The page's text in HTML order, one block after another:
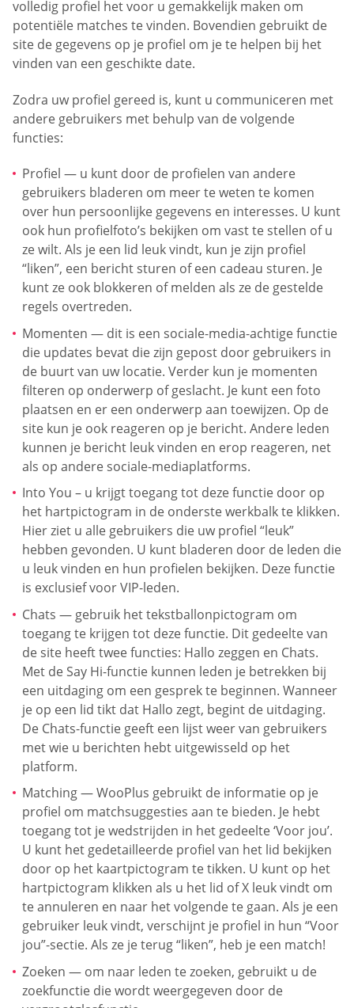
volledig profiel het voor u gemakkelijk maken om
potentiële matches te vinden. Bovendien gebruikt de
site de gegevens op je profiel om je te helpen bij het
vinden van een geschikte date.
Zodra uw profiel gereed is, kunt u communiceren met
andere gebruikers met behulp van de volgende
functies:
Profiel — u kunt door de profielen van andere
gebruikers bladeren om meer te weten te komen
over hun persoonlijke gegevens en interesses. U kunt
ook hun profielfoto’s bekijken om vast te stellen of u
ze wilt. Als je een lid leuk vindt, kun je zijn profiel
“liken”, een bericht sturen of een cadeau sturen. Je
kunt ze ook blokkeren of melden als ze de gestelde
regels overtreden.
Momenten — dit is een sociale-media-achtige functie
die updates bevat die zijn gepost door gebruikers in
de buurt van uw locatie. Verder kun je momenten
filteren op onderwerp of geslacht. Je kunt een foto
plaatsen en er een onderwerp aan toewijzen. Op de
site kun je ook reageren op je bericht. Andere leden
kunnen je bericht leuk vinden en erop reageren, net
als op andere sociale-mediaplatforms.
Into You – u krijgt toegang tot deze functie door op
het hartpictogram in de onderste werkbalk te klikken.
Hier ziet u alle gebruikers die uw profiel “leuk”
hebben gevonden. U kunt bladeren door de leden die
u leuk vinden en hun profielen bekijken. Deze functie
is exclusief voor VIP-leden.
Chats — gebruik het tekstballonpictogram om
toegang te krijgen tot deze functie. Dit gedeelte van
de site heeft twee functies: Hallo zeggen en Chats.
Met de Say Hi-functie kunnen leden je betrekken bij
een uitdaging om een gesprek te beginnen. Wanneer
je op een lid tikt dat Hallo zegt, begint de uitdaging.
De Chats-functie geeft een lijst weer van gebruikers
met wie u berichten hebt uitgewisseld op het
platform.
Matching — WooPlus gebruikt de informatie op je
profiel om matchsuggesties aan te bieden. Je hebt
toegang tot je wedstrijden in het gedeelte ‘Voor jou’.
U kunt het gedetailleerde profiel van het lid bekijken
door op het kaartpictogram te tikken. U kunt op het
hartpictogram klikken als u het lid of X leuk vindt om
te annuleren en naar het volgende te gaan. Als je een
gebruiker leuk vindt, verschijnt je profiel in hun “Voor
jou”-sectie. Als ze je terug “liken”, heb je een match!
Zoeken — om naar leden te zoeken, gebruikt u de
zoekfunctie die wordt weergegeven door de